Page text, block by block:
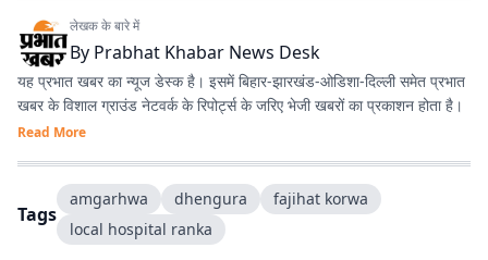
लेखक के बारे में
By Prabhat Khabar News Desk
यह प्रभात खबर का न्यूज डेस्क है। इसमें बिहार-झारखंड-ओडिशा-दिल्‍ली समेत प्रभात
खबर के विशाल ग्राउंड नेटवर्क के रिपोर्ट्स के जरिए भेजी खबरों का प्रकाशन होता है।
Read More
Tags
amgarhwa dhengura
fajihat korwa
local hospital ranka